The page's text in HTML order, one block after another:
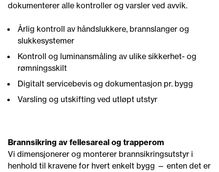
dokumenterer alle kontroller og varsler ved avvik.
Årlig kontroll av håndslukkere, brannslanger og
slukkesystemer
Kontroll og luminansmåling av ulike sikkerhet- og
rømningsskilt
Digitalt servicebevis og dokumentasjon pr. bygg
Varsling og utskifting ved utløpt utstyr
Brannsikring av fellesareal og trapperom
Vi dimensjonerer og monterer brannsikringsutstyr i
henhold til kravene for hvert enkelt bygg — enten det er